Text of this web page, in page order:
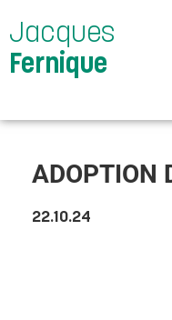
Jacques
Fernique
ADOPTION
22.10.24